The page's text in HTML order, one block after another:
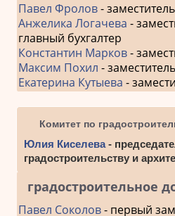
Павел Фролов-
Анжелика Логачева -
главный бухгалтер
Константин Марков-
Максим Похил -
Екатерина Кутыева -
Комитет по
Юлия Киселева-
градостроительству и
градостроительное
Павел Соколов- первый